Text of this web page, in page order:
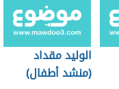
الوليد مقداد
(منشد أطفال)